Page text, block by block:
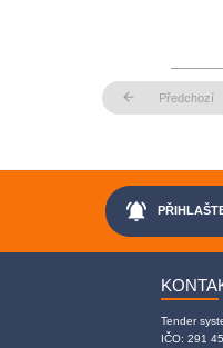
arrow_back Předchozí
notifications_active
Tender
IČO: 291